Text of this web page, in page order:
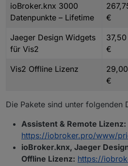
ioBroker.knx 3000
Datenpunkte – Lifetime
€
Jaeger Design Widgets
für Vis2
37,50
€
Vis2 Offline Lizenz
29,00
€
Die Pakete sind unter folgenden
Assistent & Remote Lizenz:
https://iobroker.pro/www/
ioBroker.knx, Jaeger
Offline Lizenz: https://